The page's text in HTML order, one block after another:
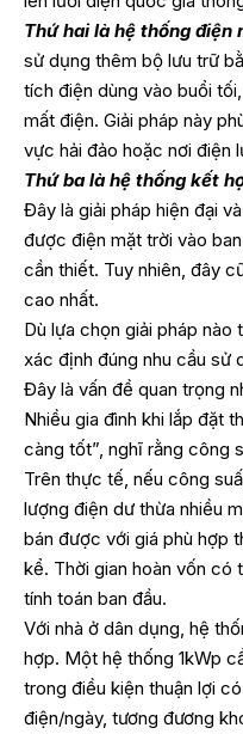
Thứ hai là hệ thống điện
sử dụng thêm bộ lưu trữ
tích điện dùng vào buổi
mất điện. Giải pháp này
vực hải đảo hoặc nơi điện
Thứ ba là hệ thống kết
Đây là giải pháp hiện đại
được điện mặt trời vào
cần thiết. Tuy nhiên, đây
cao nhất.
Dù lựa chọn giải pháp nào
xác định đúng nhu cầu sử
Đây là vấn đề quan trọng
Nhiều gia đình khi lắp đặt
càng tốt”, nghĩ rằng công
Trên thực tế, nếu công
lượng điện dư thừa nhiều
bán được với giá phù hợp
kể. Thời gian hoàn vốn có
tính toán ban đầu.
Với nhà ở dân dụng, hệ
hợp. Một hệ thống 1kWp
trong điều kiện thuận lợi
điện/ngày, tương đương